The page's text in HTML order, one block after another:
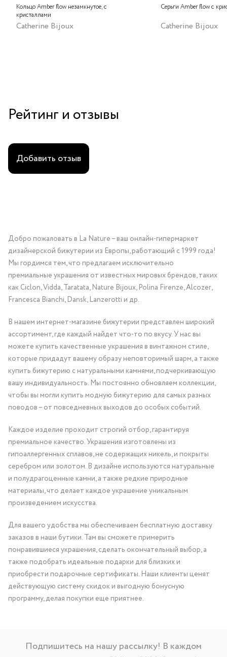
Кольцо Amber flow незамкнутое, с
кристаллами
Catherine Bijoux
Серьги Amber flow с
Catherine Bijoux
Рейтинг и отзывы
Добавить отзыв
Добро пожаловать в La Nature – ваш онлайн-гипермаркет
дизайнерской бижутерии из Европы, работающий с 1999 года!
Мы гордимся тем, что предлагаем исключительно
премиальные украшения от известных мировых брендов, таких
как Ciclon, Vidda, Taratata, Nature Bijoux, Polina Firenze, Alcozer,
Francesca Bianchi, Dansk, Lanzerotti и др.
В нашем интернет-магазине бижутерии представлен широкий
ассортимент, где каждый найдет что-то по вкусу. У нас вы
можете купить качественные украшения в винтажном стиле,
которые придадут вашему образу неповторимый шарм, а также
купить бижутерию с натуральными камнями, подчеркивающую
вашу индивидуальность. Мы постоянно обновляем коллекции,
чтобы вы могли купить модную бижутерию для самых разных
поводов – от повседневных выходов до особых событий.
Каждое изделие проходит строгий отбор, гарантируя
премиальное качество. Украшения изготовлены из
гипоаллергенных сплавов, не содержащих никель, и покрыты
серебром или золотом. В дизайне используются натуральные
и полудрагоценные камни, а также редкие природные
материалы, что делает каждое украшение уникальным
произведением искусства.
Для вашего удобства мы обеспечиваем бесплатную доставку
заказов в наши бутики. Там вы сможете примерить
понравившиеся украшения, сделать окончательный выбор, а
также подобрать идеальные подарки для близких и
приобрести подарочные сертификаты. Наши клиенты ценят
действующую систему скидок и выгодную бонусную
программу, делая покупки еще приятнее.
Подпишитесь на нашу рассылку! В каждом